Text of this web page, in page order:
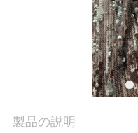
せ
製品の説明